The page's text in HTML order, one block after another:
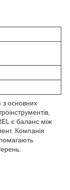
основних
є баланс між
Компанія